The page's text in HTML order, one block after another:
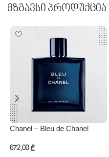
Მზგავსი Პროდუქცია
Chanel – Bleu de Chanel
672,00 ₾